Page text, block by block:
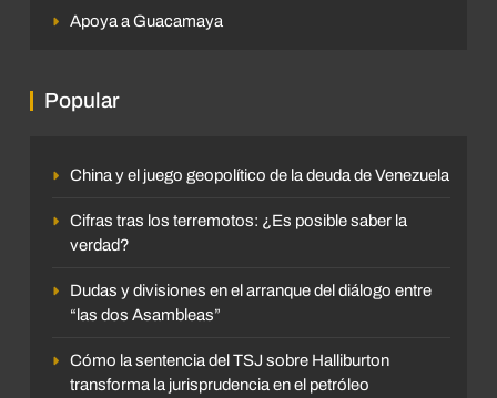
Apoya a Guacamaya
Popular
China y el juego geopolítico de la deuda de Venezuela
Cifras tras los terremotos: ¿Es posible saber la
verdad?
Dudas y divisiones en el arranque del diálogo entre
“las dos Asambleas”
Cómo la sentencia del TSJ sobre Halliburton
transforma la jurisprudencia en el petróleo